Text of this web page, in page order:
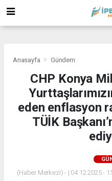
Anasayfa Gündem
CHP Konya
eden enflasyon
TÜİK
(Haber Merkezi) - | 04.12.2025 -